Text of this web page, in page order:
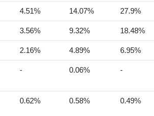
4.51% 14.07% 27.9%
3.56% 9.32% 18.48%
2.16% 4.89% 6.95%
- 0.06% -
0.62% 0.58% 0.49%